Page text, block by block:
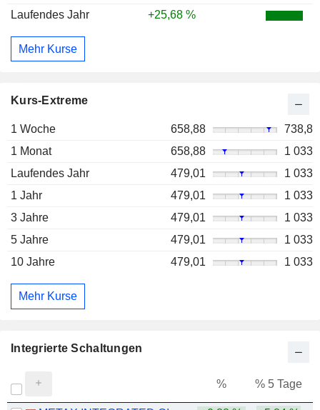
Laufendes Jahr
+25,68 %
Mehr Kurse
Kurs-Extreme
1 Woche 658,88
738,8
1 Monat
658,88
1 033
Laufendes Jahr
479,01
1 033
1 Jahr
479,01
1 033
3 Jahre
479,01
1 033
5 Jahre
479,01
1 033
10 Jahre
479,01 1 033
Mehr Kurse
Integrierte Schaltungen
% % 5 Tage